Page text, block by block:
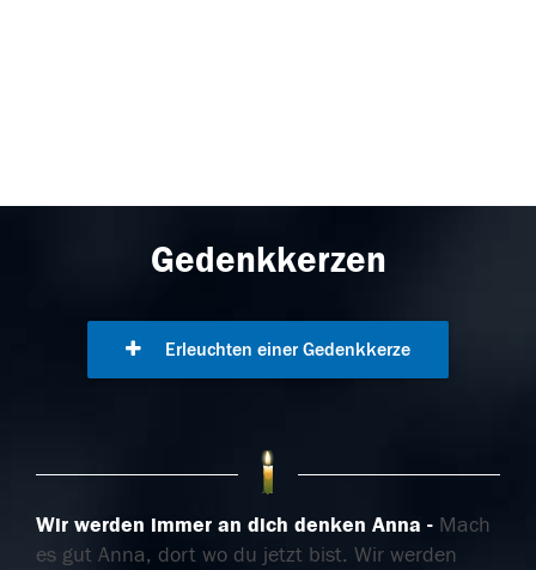
Gedenkkerzen
Erleuchten einer Gedenkkerze
Wir werden immer an dich denken Anna
Mach
es gut Anna, dort wo du jetzt bist. Wir werden